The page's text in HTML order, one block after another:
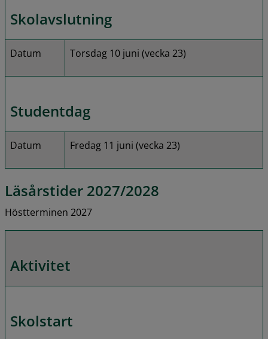
Skolavslutning
Datum Torsdag 10 juni (vecka 23)
Studentdag
Datum Fredag 11 juni (vecka 23)
Läsårstider 2027/2028
Höstterminen 2027
Aktivitet
Skolstart